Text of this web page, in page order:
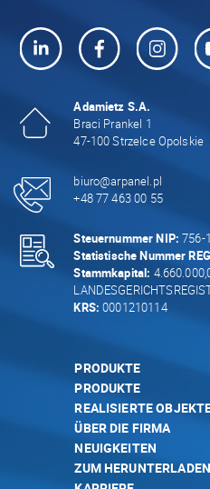
Adamietz S.A.
Braci Prankel 1
47-100 Strzelce Opolskie
biuro@arpanel.pl
+48 77 463 00 55
Steuernummer NIP: 756-
Statistische Nummer
Stammkapital:
KRS: 0001210114
PRODUKTE
PRODUKTE
REALISIERTE
ÜBER DIE FIRMA
NEUIGKEITEN
ZUM HERUNTERLADEN